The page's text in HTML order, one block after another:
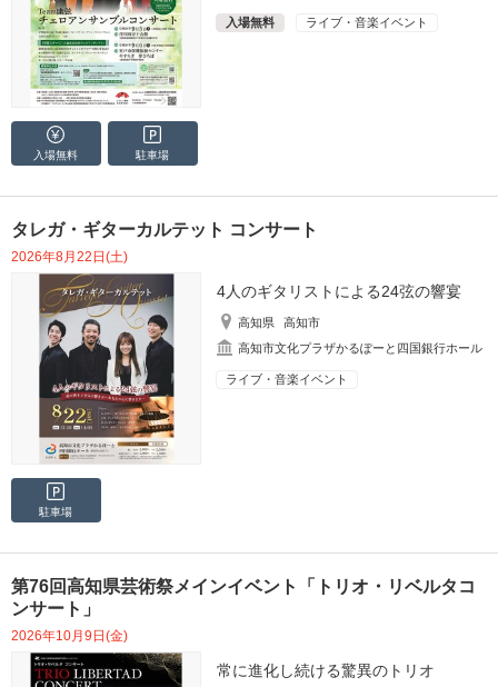
入場無料 ライブ・音楽イベント
入場無料 駐車場
タレガ・ギターカルテット コンサート
2026年8月22日(土)
4人のギタリストによる24弦の響宴
高知県
高知市
高知市文化プラザかるぽーと四国銀行ホール
ライブ・音楽イベント
駐車場
第76回高知県芸術祭メインイベント「トリオ・リベルタコ
ンサート」
2026年10月9日(金)
常に進化し続ける驚異のトリオ